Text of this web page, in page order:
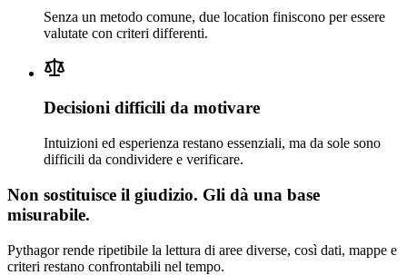
Senza un metodo comune, due location finiscono per essere
valutate con criteri differenti.
Decisioni difficili da motivare
Intuizioni ed esperienza restano essenziali, ma da sole sono
difficili da condividere e verificare.
Non sostituisce il giudizio. Gli dà una base
misurabile.
Pythagor rende ripetibile la lettura di aree diverse, così dati, mappe e
criteri restano confrontabili nel tempo.